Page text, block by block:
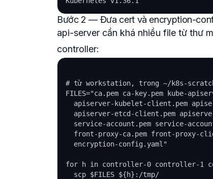
Bước 2 — Đưa cert và encryption-
api-server cần khá nhiều file từ thư
controller:
# từ workstation, trong ~/k8s-
FILES="ca.pem ca-key.pem kube-
apiserver-kubelet-client.pem
apiserver-etcd-client.pem
service-account.pem service-
front-proxy-ca.pem front-proxy-
  encryption-config.yaml"
for h in controller-0 controller-1
  scp $FILES ${h}:/tmp/